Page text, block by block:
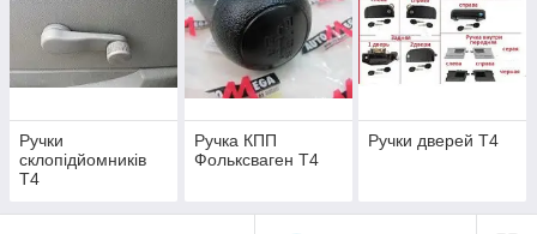
Ручки
склопідйомників
Т4
Ручка КПП
Фольксваген Т4
Ручки дверей Т4